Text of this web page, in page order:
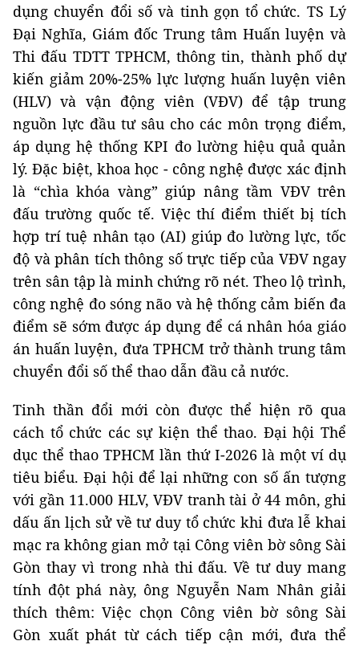
dụng chuyển đổi số và tinh gọn tổ chức. TS Lý
Đại Nghĩa, Giám đốc Trung tâm Huấn luyện và
Thi đấu TDTT TPHCM, thông tin, thành phố dự
kiến giảm 20%-25% lực lượng huấn luyện viên
(HLV) và vận động viên (VĐV) để tập trung
nguồn lực đầu tư sâu cho các môn trọng điểm,
áp dụng hệ thống KPI đo lường hiệu quả quản
lý. Đặc biệt, khoa học - công nghệ được xác định
là “chìa khóa vàng” giúp nâng tầm VĐV trên
đấu trường quốc tế. Việc thí điểm thiết bị tích
hợp trí tuệ nhân tạo (AI) giúp đo lường lực, tốc
độ và phân tích thông số trực tiếp của VĐV ngay
trên sân tập là minh chứng rõ nét. Theo lộ trình,
công nghệ đo sóng não và hệ thống cảm biến đa
điểm sẽ sớm được áp dụng để cá nhân hóa giáo
án huấn luyện, đưa TPHCM trở thành trung tâm
chuyển đổi số thể thao dẫn đầu cả nước.
Tinh thần đổi mới còn được thể hiện rõ qua
cách tổ chức các sự kiện thể thao. Đại hội Thể
dục thể thao TPHCM lần thứ I-2026 là một ví dụ
tiêu biểu. Đại hội để lại những con số ấn tượng
với gần 11.000 HLV, VĐV tranh tài ở 44 môn, ghi
dấu ấn lịch sử về tư duy tổ chức khi đưa lễ khai
mạc ra không gian mở tại Công viên bờ sông Sài
Gòn thay vì trong nhà thi đấu. Về tư duy mang
tính đột phá này, ông Nguyễn Nam Nhân giải
thích thêm: Việc chọn Công viên bờ sông Sài
Gòn xuất phát từ cách tiếp cận mới, đưa thể